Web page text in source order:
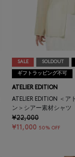
SALE SOLDOUT
ギフトラッピング不可
ATELIER EDITION
ATELIER EDITION ＜ア
ン＞シアー素材シャツ
¥22,000
¥11,000 50% OFF